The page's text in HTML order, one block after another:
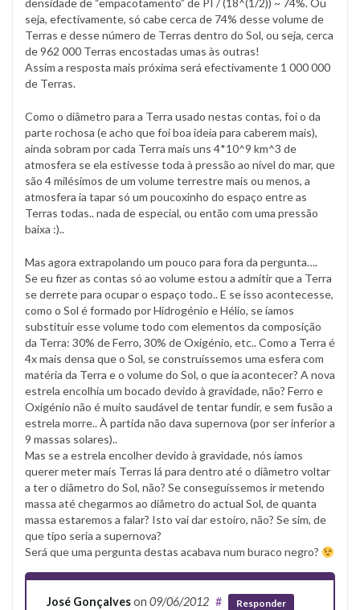
densidade de “empacotamento” de PI / (18^(1/2)) ~ 74%. Ou
seja, efectivamente, só cabe cerca de 74% desse volume de
Terras e desse número de Terras dentro do Sol, ou seja, cerca
de 962 000 Terras encostadas umas às outras!
Assim a resposta mais próxima será efectivamente 1 000 000
de Terras.
Como o diâmetro para a Terra usado nestas contas, foi o da
parte rochosa (e acho que foi boa ideia para caberem mais),
ainda sobram por cada Terra mais uns 4*10^9 km^3 de
atmosfera se ela estivesse toda à pressão ao nível do mar, que
são 4 milésimos de um volume terrestre mais ou menos, a
atmosfera ia tapar só um poucoxinho do espaço entre as
Terras todas.. nada de especial, ou então com uma pressão
baixa :)..
Mas agora extrapolando um pouco para fora da pergunta….
Se eu fizer as contas só ao volume estou a admitir que a Terra
se derrete para ocupar o espaço todo.. E se isso acontecesse,
como o Sol é formado por Hidrogénio e Hélio, se íamos
substituir esse volume todo com elementos da composição
da Terra: 30% de Ferro, 30% de Oxigénio, etc.. Como a Terra é
4x mais densa que o Sol, se construíssemos uma esfera com
matéria da Terra e o volume do Sol, o que ia acontecer? A nova
estrela encolhia um bocado devido à gravidade, não? Ferro e
Oxigénio não é muito saudável de tentar fundir, e sem fusão a
estrela morre.. À partida não dava supernova (por ser inferior a
9 massas solares)..
Mas se a estrela encolher devido à gravidade, nós íamos
querer meter mais Terras lá para dentro até o diâmetro voltar
a ter o diâmetro do Sol, não? Se conseguíssemos ir metendo
massa até chegarmos ao diâmetro do actual Sol, de quanta
massa estaremos a falar? Isto vai dar estoiro, não? Se sim, de
que tipo seria a supernova?
Será que uma pergunta destas acabava num buraco negro?
José Gonçalveson 09/06/2012 # Responder